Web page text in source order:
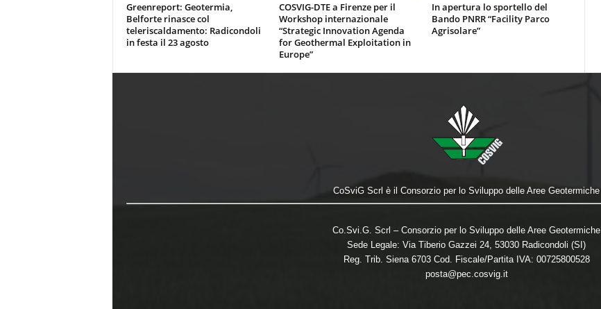
Greenreport: Geotermia,
Belforte rinasce col
teleriscaldamento: Radicondoli
in festa il 23 agosto
COSVIG-DTE a Firenze per il
Workshop internazionale
“Strategic Innovation Agenda
for Geothermal Exploitation in
Europe”
In apertura lo sportello del
Bando PNRR “Facility Parco
Agrisolare”
CoSviG Scrl è il Consorzio per lo Sviluppo delle Aree Geotermiche
Co.Svi.G. Scrl – Consorzio per lo Sviluppo delle Aree Geotermiche
Sede Legale: Via Tiberio Gazzei 24, 53030 Radicondoli (SI)
Reg. Trib. Siena 6703 Cod. Fiscale/Partita IVA: 00725800528
posta@pec.cosvig.it